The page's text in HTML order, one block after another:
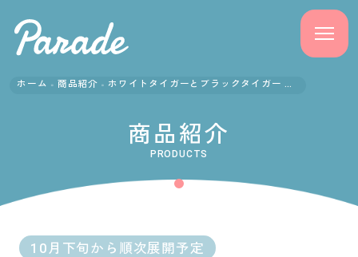
よくある質問
会社概要
ホーム 商品紹介 ホワイトタイガーとブラックタイガー しーぷわマスコット
商品紹介
PRODUCTS
10月下旬から順次展開予定